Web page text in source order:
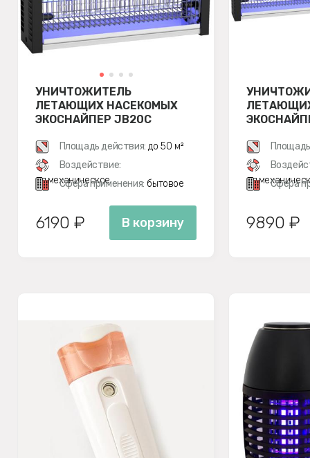
УНИЧТОЖИТЕЛЬ
ЛЕТАЮЩИХ НАСЕКОМЫХ
ЭКОСНАЙПЕР JB20C
Площадь действия: до 50 м²
Воздействие:
эл.механическое
Сфера применения: бытовое
6190 ₽ В корзину
Сфера
9890 ₽